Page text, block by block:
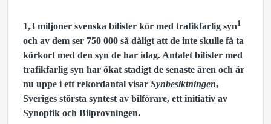
1,3 miljoner svenska bilister kör med trafikfarlig syn1
och av dem ser 750 000 så dåligt att de inte skulle få ta
körkort med den syn de har idag. Antalet bilister med
trafikfarlig syn har ökat stadigt de senaste åren och är
nu uppe i ett rekordantal visar Synbesiktningen,
Sveriges största syntest av bilförare, ett initiativ av
Synoptik och Bilprovningen.